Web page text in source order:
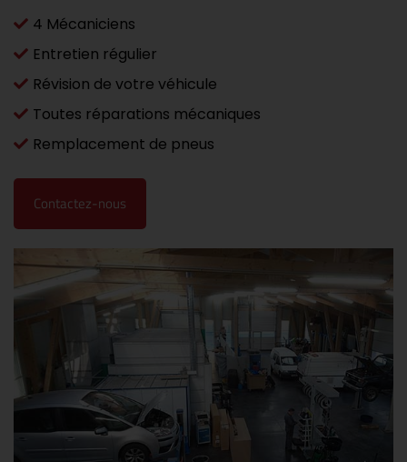
4 Mécaniciens
Entretien régulier
Révision de votre véhicule
Toutes réparations mécaniques
Remplacement de pneus
Contactez-nous